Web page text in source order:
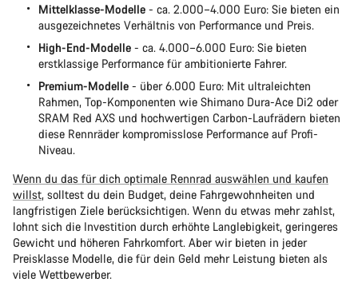
Mittelklasse-Modelle - ca. 2.000–4.000 Euro: Sie bieten ein
ausgezeichnetes Verhältnis von Performance und Preis.
High-End-Modelle - ca. 4.000–6.000 Euro: Sie bieten
erstklassige Performance für ambitionierte Fahrer.
Premium-Modelle - über 6.000 Euro: Mit ultraleichten
Rahmen, Top-Komponenten wie Shimano Dura-Ace Di2 oder
SRAM Red AXS und hochwertigen Carbon-Laufrädern bieten
diese Rennräder kompromisslose Performance auf Profi-
Niveau.
Wenn du das für dich optimale Rennrad auswählen und kaufen
willst, solltest du dein Budget, deine Fahrgewohnheiten und
langfristigen Ziele berücksichtigen. Wenn du etwas mehr zahlst,
lohnt sich die Investition durch erhöhte Langlebigkeit, geringeres
Gewicht und höheren Fahrkomfort. Aber wir bieten in jeder
Preisklasse Modelle, die für dein Geld mehr Leistung bieten als
viele Wettbewerber.